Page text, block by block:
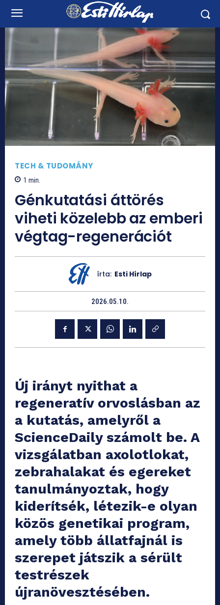
TECH & TUDOMÁNY
1 min.
Génkutatási áttörés
viheti közelebb az emberi
végtag-regenerációt
írta: Esti Hírlap
2026.05.10.
Új irányt nyithat a
regeneratív orvoslásban az
a kutatás, amelyről a
ScienceDaily számolt be. A
vizsgálatban axolotlokat,
zebrahalakat és egereket
tanulmányoztak, hogy
kiderítsék, létezik-e olyan
közös genetikai program,
amely több állatfajnál is
szerepet játszik a sérült
testrészek
újranövesztésében.